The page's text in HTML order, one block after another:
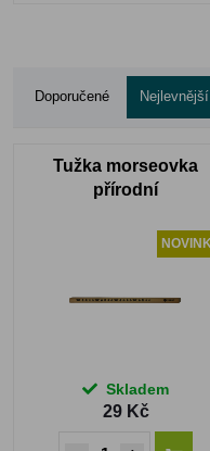
Doporučené Nejlevnější
Tužka morseovka
přírodní
Skladem
29 Kč